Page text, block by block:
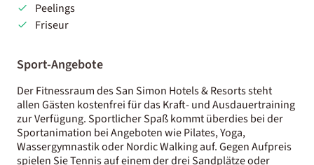
Peelings
Friseur
Sport-Angebote
Der Fitnessraum des San Simon Hotels & Resorts steht
allen Gästen kostenfrei für das Kraft- und Ausdauertraining
zur Verfügung. Sportlicher Spaß kommt überdies bei der
Sportanimation bei Angeboten wie Pilates, Yoga,
Wassergymnastik oder Nordic Walking auf. Gegen Aufpreis
spielen Sie Tennis auf einem der drei Sandplätze oder